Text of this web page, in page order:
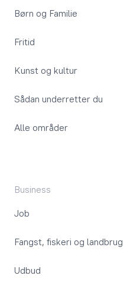
Børn og Familie
Fritid
Kunst og kultur
Sådan underretter du
Alle områder
Business
Job
Fangst, fiskeri og landbrug
Udbud